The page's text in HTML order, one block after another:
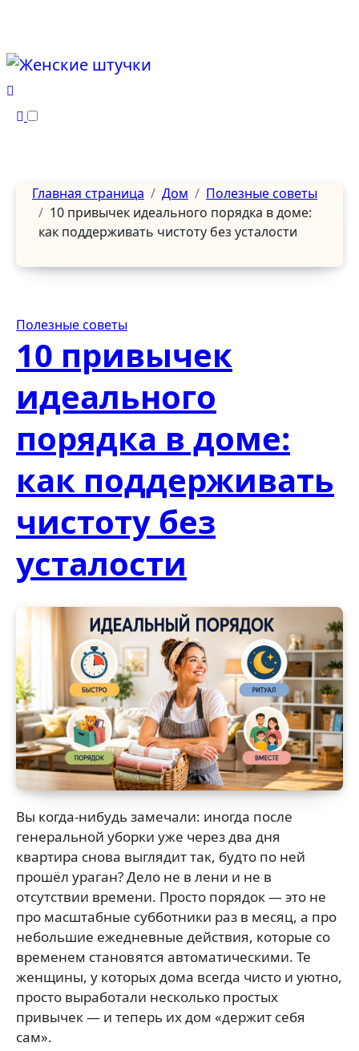
Главная страница Дом
Полезные советы
10 привычек идеального порядка в доме:
как поддерживать чистоту без усталости
Полезные советы
10 привычек
идеального
порядка в доме:
как поддерживать
чистоту без
усталости
Вы когда-нибудь замечали: иногда после
генеральной уборки уже через два дня
квартира снова выглядит так, будто по ней
прошёл ураган? Дело не в лени и не в
отсутствии времени. Просто порядок — это не
про масштабные субботники раз в месяц, а про
небольшие ежедневные действия, которые со
временем становятся автоматическими. Те
женщины, у которых дома всегда чисто и уютно,
просто выработали несколько простых
привычек — и теперь их дом «держит себя
сам».